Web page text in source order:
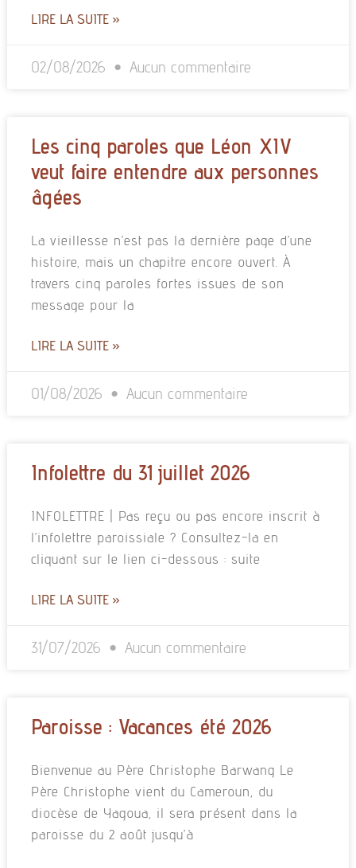
LIRE LA SUITE »
02/08/2026 Aucun commentaire
Les cinq paroles que Léon XIV
veut faire entendre aux personnes
âgées
La vieillesse n’est pas la dernière page d’une
histoire, mais un chapitre encore ouvert. À
travers cinq paroles fortes issues de son
message pour la
LIRE LA SUITE »
01/08/2026 Aucun commentaire
Infolettre du 31 juillet 2026
INFOLETTRE | Pas reçu ou pas encore inscrit à
l’infolettre paroissiale ? Consultez-la en
cliquant sur le lien ci-dessous : suite
LIRE LA SUITE »
31/07/2026 Aucun commentaire
Paroisse : Vacances été 2026
Bienvenue au Père Christophe Barwang Le
Père Christophe vient du Cameroun, du
diocèse de Yagoua, il sera présent dans la
paroisse du 2 août jusqu’à